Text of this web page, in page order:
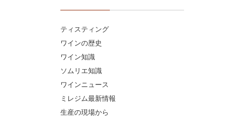
ティスティング
ワインの歴史
ワイン知識
ソムリエ知識
ワインニュース
ミレジム最新情報
生産の現場から